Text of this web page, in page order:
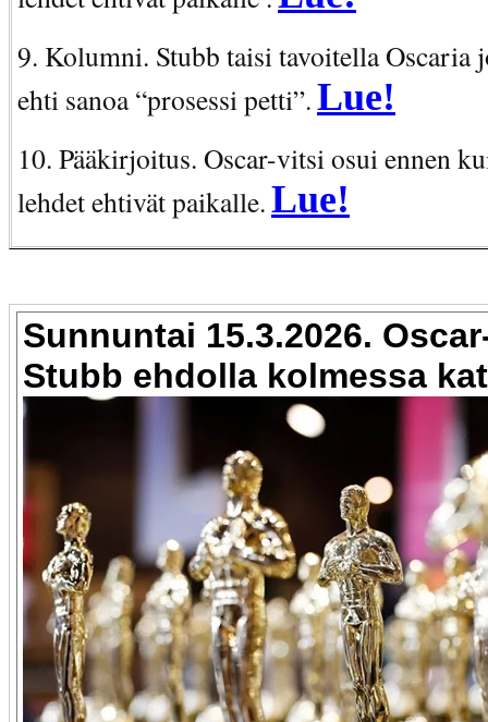
9. Kolumni. Stubb taisi tavoitella Oscaria
ehti sanoa “prosessi petti”.Lue!
10. Pääkirjoitus. Oscar-vitsi osui ennen
lehdet ehtivät paikalle.Lue!
Sunnuntai 15.3.2026.
Stubb ehdolla kolmessa